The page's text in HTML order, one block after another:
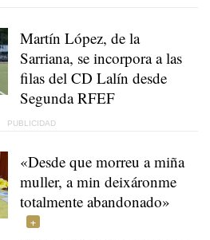
Martín López, de la
Sarriana, se incorpora a las
filas del CD Lalín desde
Segunda RFEF
«Desde que morreu a miña
muller, a min deixáronme
totalmente abandonado»